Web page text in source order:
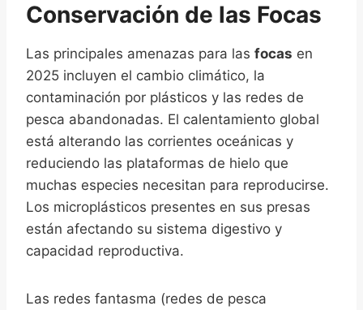
Conservación de las Focas
Las principales amenazas para las focas en
2025 incluyen el cambio climático, la
contaminación por plásticos y las redes de
pesca abandonadas. El calentamiento global
está alterando las corrientes oceánicas y
reduciendo las plataformas de hielo que
muchas especies necesitan para reproducirse.
Los microplásticos presentes en sus presas
están afectando su sistema digestivo y
capacidad reproductiva.
Las redes fantasma (redes de pesca